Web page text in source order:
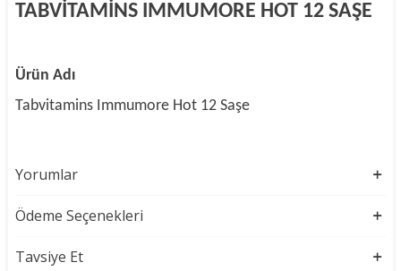
TABVİTAMİNS IMMUMORE HOT 12 SAŞE
Ürün Adı
Tabvitamins Immumore Hot 12 Saşe
Yorumlar
Ödeme Seçenekleri
Tavsiye Et